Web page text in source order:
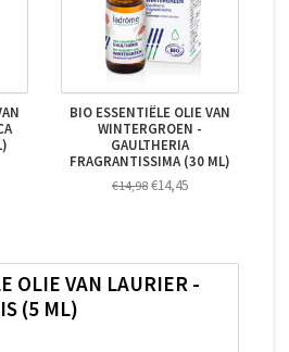
BIO ESSENTIËLE OLIE VAN
WINTERGROEN -
GAULTHERIA
FRAGRANTISSIMA (30 ML)
€14,98 €14,45
OLIE VAN LAURIER -
(5 ML)